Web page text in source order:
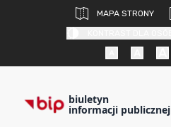
MAPA STRONY
biuletyn
informacji publicznej